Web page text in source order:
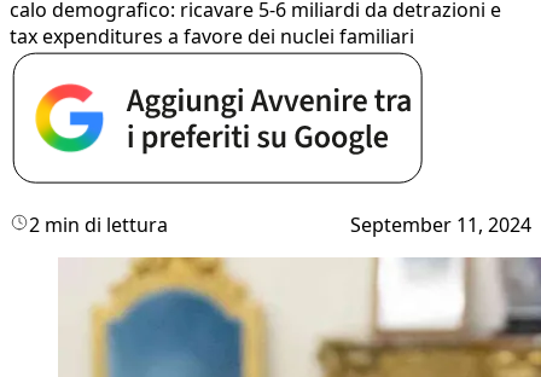
calo demografico: ricavare 5-6 miliardi da detrazioni e
tax expenditures a favore dei nuclei familiari
2 min di lettura September 11, 2024